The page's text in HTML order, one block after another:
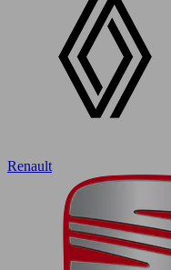
Renault